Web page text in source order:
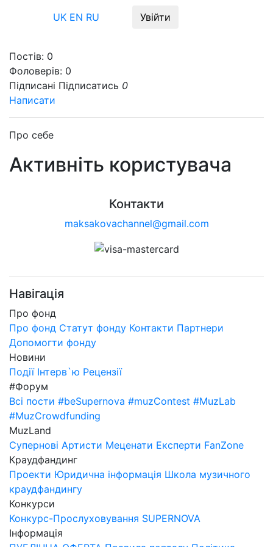
UK EN RU Увійти
Постів: 0
Фоловерів: 0
Підписані Підписатись 0
Написати
Про себе
Активніть користувача
Контакти
maksakovachannel@gmail.com
Навігація
Про фонд
Про фонд Статут фонду Контакти Партнери
Допомогти фонду
Новини
Події Інтерв`ю Рецензії
#Форум
Всі пости #beSupernova #muzContest #MuzLab
#MuzCrowdfunding
MuzLand
Супернові Артисти Меценати Експерти FanZone
Краудфандинг
Проекти Юридична інформація Школа музичного
краудфандингу
Конкурси
Конкурс-Прослуховування SUPERNOVA
Інформація